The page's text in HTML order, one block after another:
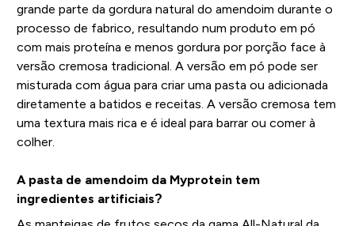
grande parte da gordura natural do amendoim durante o
processo de fabrico, resultando num produto em pó
com mais proteína e menos gordura por porção face à
versão cremosa tradicional. A versão em pó pode ser
misturada com água para criar uma pasta ou adicionada
diretamente a batidos e receitas. A versão cremosa tem
uma textura mais rica e é ideal para barrar ou comer à
colher.
A pasta de amendoim da Myprotein tem
ingredientes artificiais?